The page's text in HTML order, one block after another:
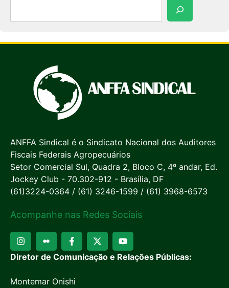
ANFFA Sindical é o Sindicato Nacional dos Auditores
Fiscais Federais Agropecuários
Setor Comercial Sul, Quadra 2, Bloco C, 4º andar, Ed.
Jockey Club - 70.302-912 - Brasília, DF
(61)3224-0364 / (61) 3246-1599 / (61) 3968-6573
Acompanhe nas Redes Sociais
Diretor de Comunicação e Relações Públicas:
Montemar Onishi